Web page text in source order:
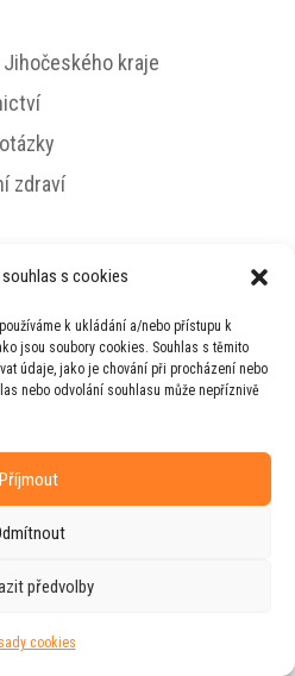
s cookies
k ukládání a/nebo přístupu k
jsou soubory cookies. Souhlas s těmito
údaje, jako je chování při procházení nebo
nebo odvolání souhlasu může nepříznivě
Příjmout
předvolby
cookies
kraje
zdraví
RUDIve spolupráci s